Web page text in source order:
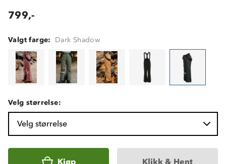
799,-
Valgt farge: Dark Shadow
Velg størrelse:
Velg størrelse
Kjøp Klikk & Hent